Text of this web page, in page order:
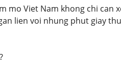
Viet Nam khong chi can
lien voi nhung phut giay